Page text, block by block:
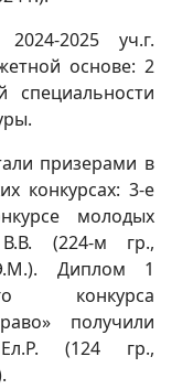
2025 уч.г.
основе: 2
призерами в
конкурсах: 3-е
молодых
(224-м гр.,
Диплом 1
конкурса
получили
(124 гр.,